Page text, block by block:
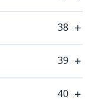
38
39
40